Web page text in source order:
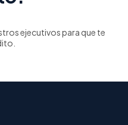
ejecutivos para que te